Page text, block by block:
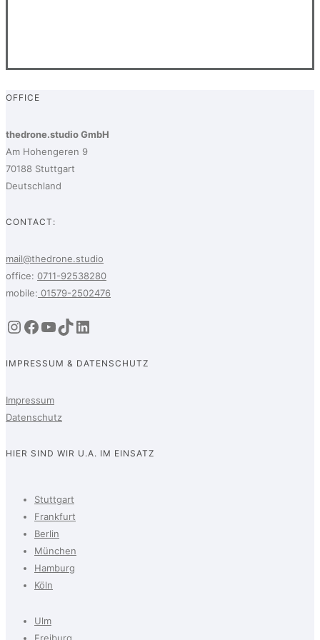
OFFICE
thedrone.studio GmbH
Am Hohengeren 9
70188 Stuttgart
Deutschland
CONTACT:
mail@thedrone.studio
office: 0711-92538280
mobile: 01579-2502476
Instagram
Facebook
YouTube
TikTok
LinkedIn
IMPRESSUM & DATENSCHUTZ
Impressum
Datenschutz
HIER SIND WIR U.A. IM EINSATZ
Stuttgart
Frankfurt
Berlin
München
Hamburg
Köln
Ulm
Freiburg